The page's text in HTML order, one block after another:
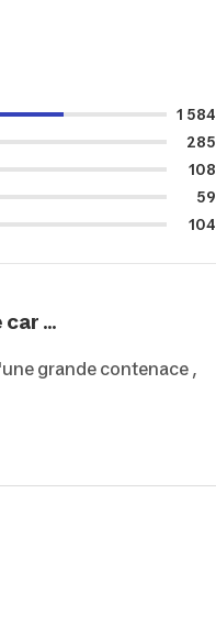
1 584
285
108
59
104
...
grande contenace ,